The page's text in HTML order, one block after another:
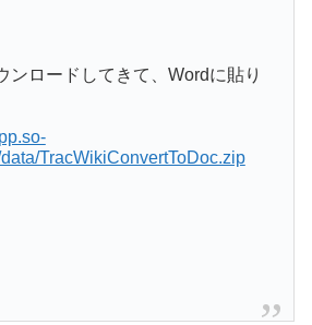
ンロードしてきて、Wordに貼り
TracWikiConvertToDoc.zip